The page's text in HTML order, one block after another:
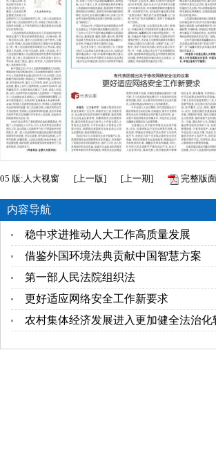
05 版:人大视窗 [上一版] [上一期] 完整版面
内容导航
稳中求进推动人大工作高质量发展
借鉴外国环境法典贡献中国智慧方案
第一部人民法院组织法
更好适应网络安全工作新要求
农村集体经济发展进入更加健全法治化